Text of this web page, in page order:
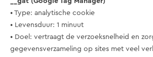
• Type: analytische cookie
• Levensduur: 1 minuut
• Doel: vertraagt de verzoeksnelheid en
gegevensverzameling op sites met veel